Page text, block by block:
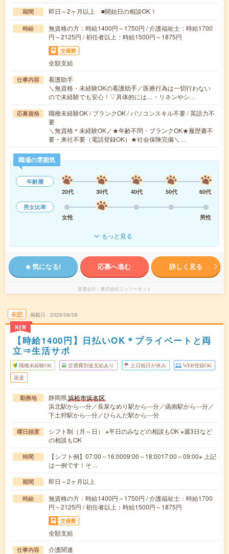
期間 即日～2ヶ月以上 ■開始日の相談OK！
時給
無資格の方：時給1400円～1750円 / 介護福祉士：時給1700
円～2125円 / 初任者以上：時給1500円～1875円
交通費
全額支給
仕事内容
看護助手
＼無資格・未経験OKの看護助手／医療行為は一切行わない
ので未経験でも安心！▽具体的には…・リネンやシ…
応募資格
職種未経験OK / ブランクOK / パソコンスキル不要 / 英語力不
要
＼無資格＊未経験OK／★年齢不問・ブランクOK★履歴書不
要・来社不要（電話登録OK）★社会保険完備＼…
職場の雰囲気
年齢層
20代
30代 40代 50代
60代
男女比率
女性
男性
もっと見る
気になる! 応募へ進む 詳しく見る
派遣会社 株式会社ニッソーネット
未読
NEW
掲載日 2026/08/08
【時給1400円】日払いOK＊プライベートと両
立⇒生活サポ
職種未経験OK 交通費別途支給あり 土日祝日が休み WEB登録OK
派遣
勤務地 静岡県浜松市浜名区
浜北駅から---分／長泉なめり駅から---分／函南駅から---分／
下土狩駅から---分／ひらんだ駅から---分
曜日頻度
シフト制（月～日） ※平日のみなどの相談もOK ※週3日など
の相談もOK
時間
【シフト例】07:00～16:0009:00～18:0017:00～09:00※ 上記
は一例です！そ…
期間 即日～2ヶ月以上
時給
無資格の方：時給1400円～1750円 / 介護福祉士：時給1700
円～2125円 / 初任者以上：時給1500円～1875円
交通費
全額支給
仕事内容
介護関連